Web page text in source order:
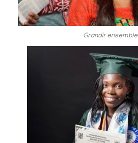
Grandir ensemble